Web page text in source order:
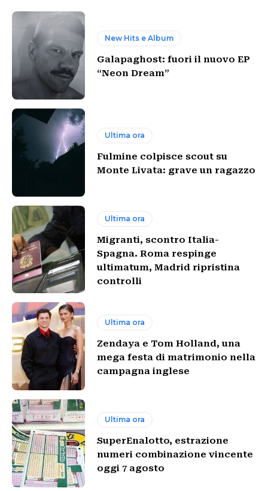
New Hits e Album
Galapaghost: fuori il nuovo EP
“Neon Dream”
Ultima ora
Fulmine colpisce scout su
Monte Livata: grave un ragazzo
Ultima ora
Migranti, scontro Italia-
Spagna. Roma respinge
ultimatum, Madrid ripristina
controlli
Ultima ora
Zendaya e Tom Holland, una
mega festa di matrimonio nella
campagna inglese
Ultima ora
SuperEnalotto, estrazione
numeri combinazione vincente
oggi 7 agosto